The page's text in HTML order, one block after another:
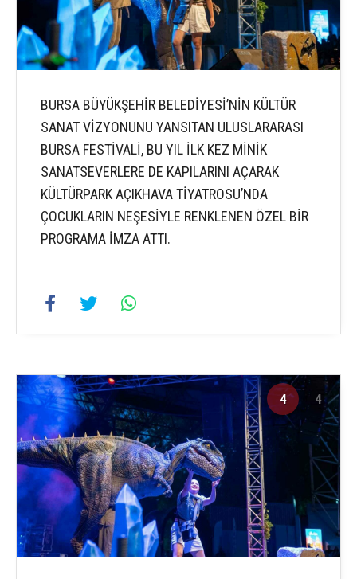
BURSA BÜYÜKŞEHİR BELEDİYESİ’NİN KÜLTÜR
SANAT VİZYONUNU YANSITAN ULUSLARARASI
BURSA FESTİVALİ, BU YIL İLK KEZ MİNİK
SANATSEVERLERE DE KAPILARINI AÇARAK
KÜLTÜRPARK AÇIKHAVA TİYATROSU’NDA
ÇOCUKLARIN NEŞESİYLE RENKLENEN ÖZEL BİR
PROGRAMA İMZA ATTI.
4 4